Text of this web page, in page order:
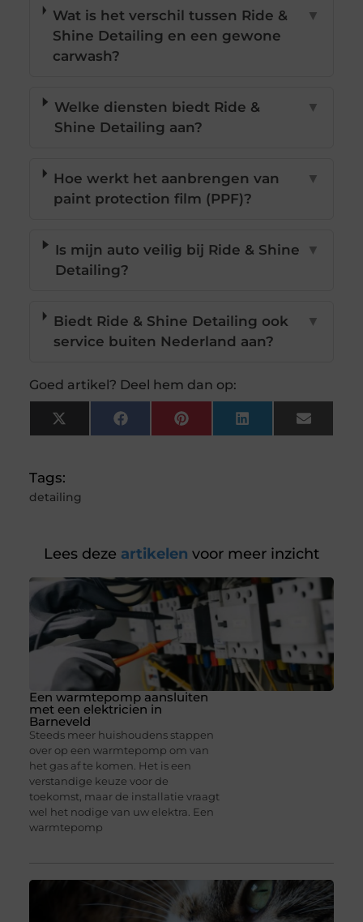
Wat is het verschil tussen Ride &
Shine Detailing en een gewone
carwash?
▼
Welke diensten biedt Ride &
Shine Detailing aan?
▼
Hoe werkt het aanbrengen van
paint protection film (PPF)?
▼
Is mijn auto veilig bij Ride & Shine
Detailing?
▼
Biedt Ride & Shine Detailing ook
service buiten Nederland aan?
▼
Goed artikel? Deel hem dan op:
X
(Twitter)
FacebookPinterestLinkedInEmail
Tags:
detailing
Lees deze artikelen voor meer inzicht
Een warmtepomp aansluiten
met een elektricien in
Barneveld
Steeds meer huishoudens stappen
over op een warmtepomp om van
het gas af te komen. Het is een
verstandige keuze voor de
toekomst, maar de installatie vraagt
wel het nodige van uw elektra. Een
warmtepomp